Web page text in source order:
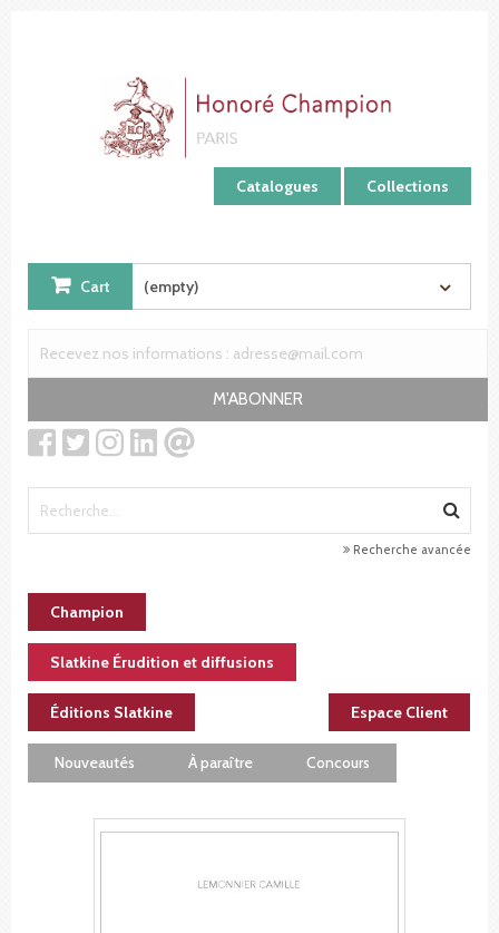
Catalogues Collections
Cart (empty)
M'ABONNER
Recherche avancée
Champion
Slatkine Érudition et diffusions
Éditions Slatkine Espace Client
Nouveautés À paraître Concours